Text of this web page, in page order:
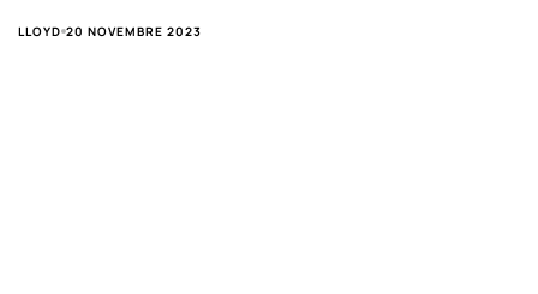
LLOYD 20 NOVEMBRE 2023